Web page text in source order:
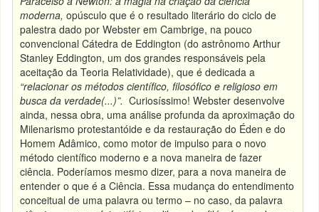
moderna,opúsculo que é o resultado literário do ciclo de
palestra dado por Webster em Cambrige, na pouco
convencional Cátedra de Eddington (do astrônomo Arthur
Stanley Eddington, um dos grandes responsáveis pela
aceitação da Teoria Relatividade), que é dedicada a
“relacionar os métodos científico, filosófico e religioso em
busca da verdade(...)”. Curiosíssimo! Webster desenvolve
ainda, nessa obra, uma análise profunda da aproximação do
Milenarismo protestantóide e da restauração do Éden e do
Homem Adâmico, como motor de impulso para o novo
método científico moderno e a nova maneira de fazer
ciência. Poderíamos mesmo dizer, para a nova maneira de
entender o que é a Ciência. Essa mudança do entendimento
conceitual de uma palavra ou termo – no caso, da palavra